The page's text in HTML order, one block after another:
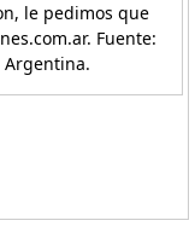
le pedimos que
Fuente:
Argentina.